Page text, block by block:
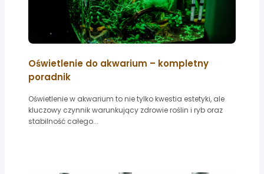
Oświetlenie do akwarium – kompletny
poradnik
Oświetlenie w akwarium to nie tylko kwestia estetyki, ale
kluczowy czynnik warunkujący zdrowie roślin i ryb oraz
stabilność całego...